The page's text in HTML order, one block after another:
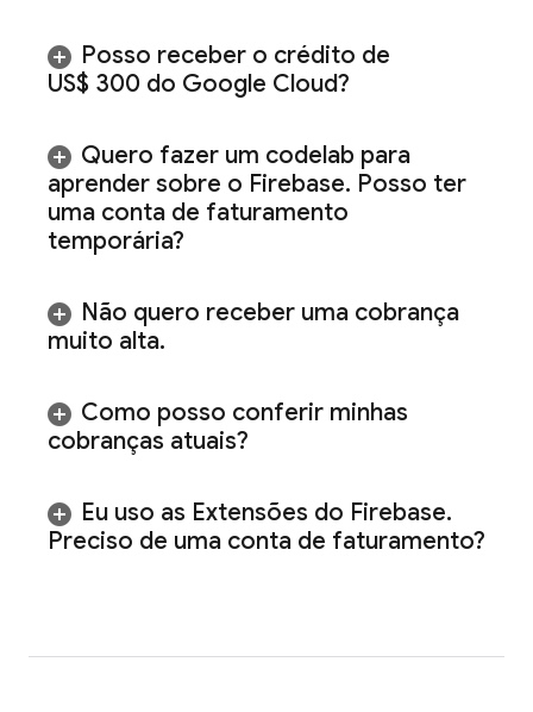
Posso receber o crédito de
US$ 300 do Google Cloud?
Quero fazer um codelab para
aprender sobre o Firebase. Posso ter
uma conta de faturamento
temporária?
Não quero receber uma cobrança
muito alta.
Como posso conferir minhas
cobranças atuais?
Eu uso as Extensões do Firebase.
Preciso de uma conta de faturamento?